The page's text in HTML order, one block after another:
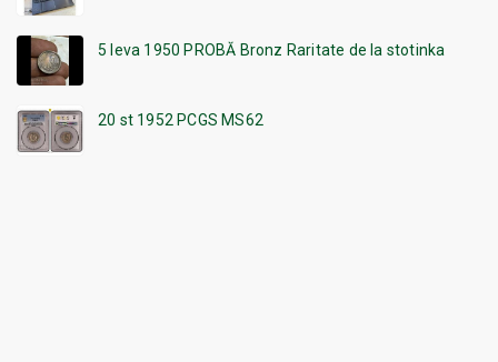
5 leva 1950 PROBĂ Bronz Raritate de la stotinka
20 st 1952 PCGS MS62